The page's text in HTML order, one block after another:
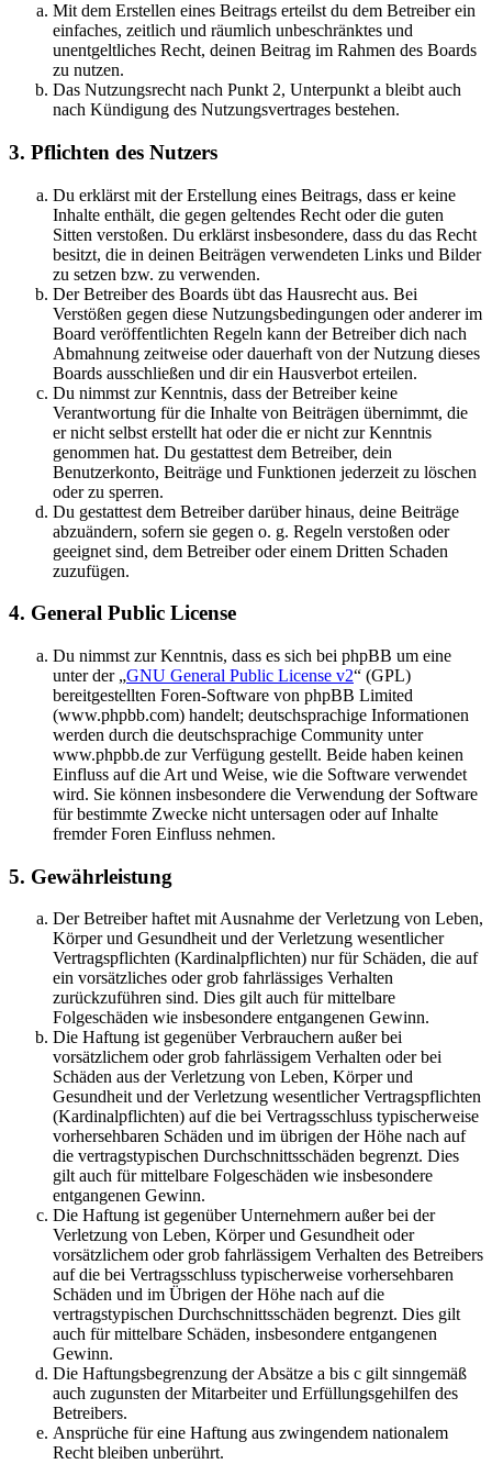
Mit dem Erstellen eines Beitrags erteilst du dem Betreiber ein
einfaches, zeitlich und räumlich unbeschränktes und
unentgeltliches Recht, deinen Beitrag im Rahmen des Boards
zu nutzen.
Das Nutzungsrecht nach Punkt 2, Unterpunkt a bleibt auch
nach Kündigung des Nutzungsvertrages bestehen.
3. Pflichten des Nutzers
Du erklärst mit der Erstellung eines Beitrags, dass er keine
Inhalte enthält, die gegen geltendes Recht oder die guten
Sitten verstoßen. Du erklärst insbesondere, dass du das Recht
besitzt, die in deinen Beiträgen verwendeten Links und Bilder
zu setzen bzw. zu verwenden.
Der Betreiber des Boards übt das Hausrecht aus. Bei
Verstößen gegen diese Nutzungsbedingungen oder anderer im
Board veröffentlichten Regeln kann der Betreiber dich nach
Abmahnung zeitweise oder dauerhaft von der Nutzung dieses
Boards ausschließen und dir ein Hausverbot erteilen.
Du nimmst zur Kenntnis, dass der Betreiber keine
Verantwortung für die Inhalte von Beiträgen übernimmt, die
er nicht selbst erstellt hat oder die er nicht zur Kenntnis
genommen hat. Du gestattest dem Betreiber, dein
Benutzerkonto, Beiträge und Funktionen jederzeit zu löschen
oder zu sperren.
Du gestattest dem Betreiber darüber hinaus, deine Beiträge
abzuändern, sofern sie gegen o. g. Regeln verstoßen oder
geeignet sind, dem Betreiber oder einem Dritten Schaden
zuzufügen.
4. General Public License
Du nimmst zur Kenntnis, dass es sich bei phpBB um eine
unter der „GNU General Public License v2“ (GPL)
bereitgestellten Foren-Software von phpBB Limited
(www.phpbb.com) handelt; deutschsprachige Informationen
werden durch die deutschsprachige Community unter
www.phpbb.de zur Verfügung gestellt. Beide haben keinen
Einfluss auf die Art und Weise, wie die Software verwendet
wird. Sie können insbesondere die Verwendung der Software
für bestimmte Zwecke nicht untersagen oder auf Inhalte
fremder Foren Einfluss nehmen.
5. Gewährleistung
Der Betreiber haftet mit Ausnahme der Verletzung von Leben,
Körper und Gesundheit und der Verletzung wesentlicher
Vertragspflichten (Kardinalpflichten) nur für Schäden, die auf
ein vorsätzliches oder grob fahrlässiges Verhalten
zurückzuführen sind. Dies gilt auch für mittelbare
Folgeschäden wie insbesondere entgangenen Gewinn.
Die Haftung ist gegenüber Verbrauchern außer bei
vorsätzlichem oder grob fahrlässigem Verhalten oder bei
Schäden aus der Verletzung von Leben, Körper und
Gesundheit und der Verletzung wesentlicher Vertragspflichten
(Kardinalpflichten) auf die bei Vertragsschluss typischerweise
vorhersehbaren Schäden und im übrigen der Höhe nach auf
die vertragstypischen Durchschnittsschäden begrenzt. Dies
gilt auch für mittelbare Folgeschäden wie insbesondere
entgangenen Gewinn.
Die Haftung ist gegenüber Unternehmern außer bei der
Verletzung von Leben, Körper und Gesundheit oder
vorsätzlichem oder grob fahrlässigem Verhalten des Betreibers
auf die bei Vertragsschluss typischerweise vorhersehbaren
Schäden und im Übrigen der Höhe nach auf die
vertragstypischen Durchschnittsschäden begrenzt. Dies gilt
auch für mittelbare Schäden, insbesondere entgangenen
Gewinn.
Die Haftungsbegrenzung der Absätze a bis c gilt sinngemäß
auch zugunsten der Mitarbeiter und Erfüllungsgehilfen des
Betreibers.
Ansprüche für eine Haftung aus zwingendem nationalem
Recht bleiben unberührt.